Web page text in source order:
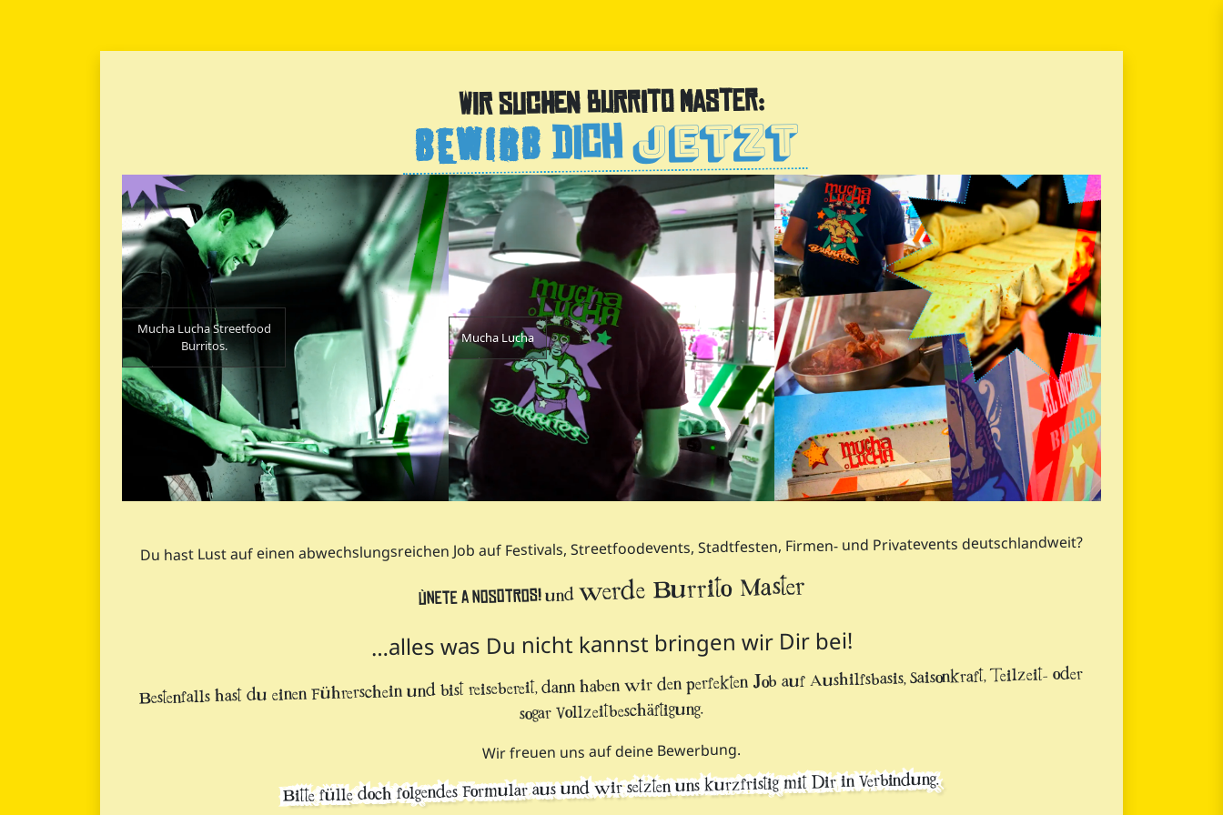
Wir suchen Burrito Master:
BEWIRB DICHJETZT
Mucha Lucha Streetfood
Burritos.
Mucha Lucha
Du hast Lust auf einen abwechslungsreichen Job auf Festivals, Streetfoodevents, Stadtfesten, Firmen- und Privatevents deutschlandweit?
Ùnete a nosotros!undwerde Burrito Master
…alles was Du nicht kannst bringen wir Dir bei!
Bestenfalls hast du einen Führerschein und bist reisebereit, dann haben wir den perfekten Job auf Aushilfsbasis, Saisonkraft, Teilzeit- oder
sogar Vollzeitbeschäftigung.
Wir freuen uns auf deine Bewerbung.
Bitte fülle doch folgendes Formular aus und wir setzten uns kurzfristig mit Dir in Verbindung.